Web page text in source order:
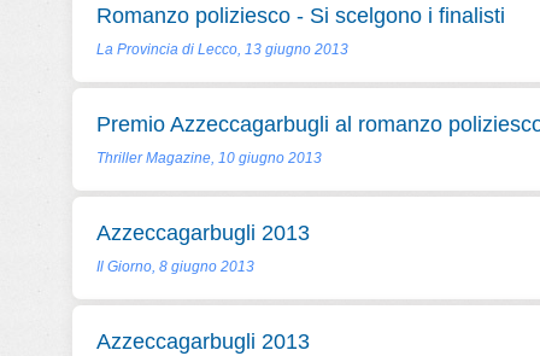
Romanzo poliziesco - Si scelgono i finalisti
La Provincia di Lecco, 13 giugno 2013
Premio Azzeccagarbugli al romanzo
Thriller Magazine, 10 giugno 2013
Azzeccagarbugli 2013
Il Giorno, 8 giugno 2013
Azzeccagarbugli 2013